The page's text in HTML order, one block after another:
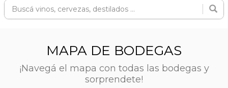
MAPA DE BODEGAS
¡Navegá el mapa con todas las bodegas y
sorprendete!